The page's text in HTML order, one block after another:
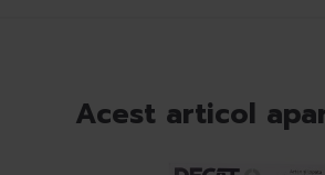
Acest articol